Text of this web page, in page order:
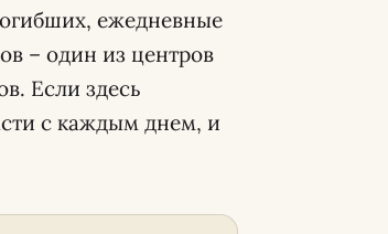
ежедневные
– один из центров
Если здесь
с каждым днем, и